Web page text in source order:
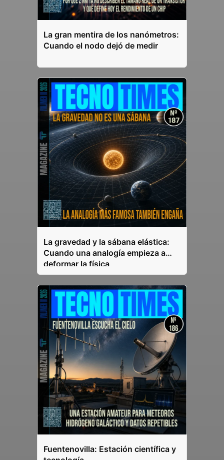
La gran mentira de los nanómetros:
Cuando el nodo dejó de medir
La gravedad y la sábana elástica:
Cuando una analogía empieza a
deformar la física
Fuentenovilla: Estación científica y